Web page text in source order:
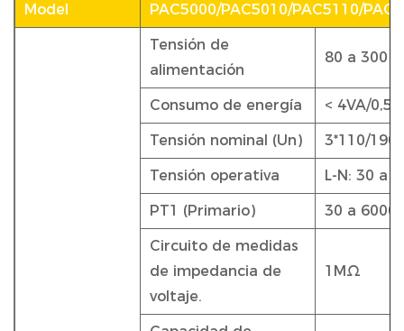
Model PAC5000/PAC5010/PAC5110/
Tensión de
alimentación
80 a 300
Consumo de energía < 4VA/
Tensión nominal (Un) 3*110/
Tensión operativa L-N: 30 a
PT1 (Primario) 30 a
Circuito de medidas
de impedancia de
voltaje.
1MΩ